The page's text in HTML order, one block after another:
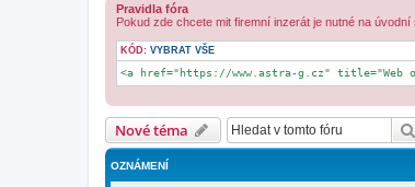
Pravidla fóra
Pokud zde chcete mit firemní inzerát je nutné na
KÓD: VYBRAT VŠE
<a href="https://www.astra-g.cz" title="Web o
Nové téma
OZNÁMENÍ